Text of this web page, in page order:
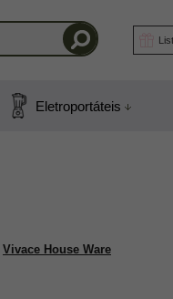
Eletroportáteis
Vivace House Ware